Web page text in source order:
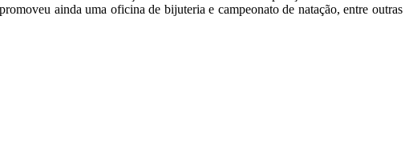
ainda uma oficina de bijuteria e campeonato de natação, entre outras